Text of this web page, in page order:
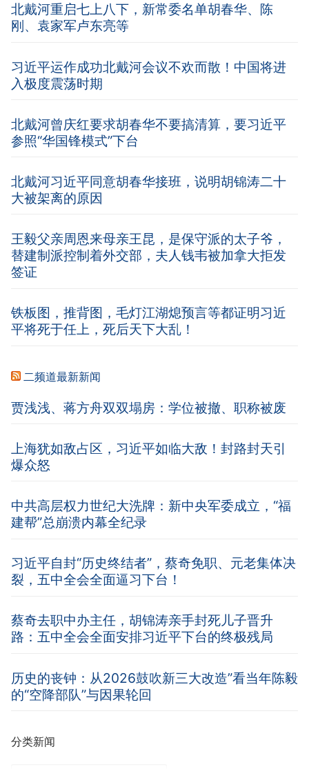
北戴河重启七上八下，新常委名单胡春华、陈
刚、袁家军卢东亮等
习近平运作成功北戴河会议不欢而散！中国将进
入极度震荡时期
北戴河曾庆红要求胡春华不要搞清算，要习近平
参照“华国锋模式”下台
北戴河习近平同意胡春华接班，说明胡锦涛二十
大被架离的原因
王毅父亲周恩来母亲王昆，是保守派的太子爷，
替建制派控制着外交部，夫人钱韦被加拿大拒发
签证
铁板图，推背图，毛灯江湖熄预言等都证明习近
平将死于任上，死后天下大乱！
二频道最新新闻
贾浅浅、蒋方舟双双塌房：学位被撤、职称被废
上海犹如敌占区，习近平如临大敌！封路封天引
爆众怒
中共高层权力世纪大洗牌：新中央军委成立，“福
建帮”总崩溃内幕全纪录
习近平自封“历史终结者”，蔡奇免职、元老集体决
裂，五中全会全面逼习下台！
蔡奇去职中办主任，胡锦涛亲手封死儿子晋升
路：五中全会全面安排习近平下台的终极残局
历史的丧钟：从2026鼓吹新三大改造”看当年陈毅
的“空降部队”与因果轮回
分类新闻